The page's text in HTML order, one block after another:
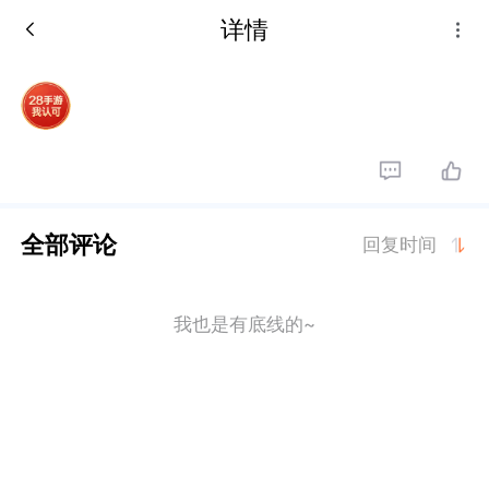
详情
全部评论 回复时间
我也是有底线的~